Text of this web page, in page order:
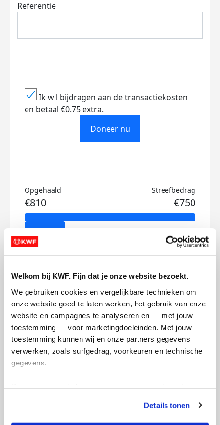
Welkom bij KWF. Fijn dat je onze website bezoekt.
We gebruiken cookies en vergelijkbare technieken om
onze website goed te laten werken, het gebruik van onze
website en campagnes te analyseren en — met jouw
toestemming — voor marketingdoeleinden. Met jouw
toestemming kunnen wij en onze partners gegevens
verwerken, zoals surfgedrag, voorkeuren en technische
gegevens.
tonen. Je kunt je toestemming op elk moment wijzigen of
intrekken via Cookie instellingen onderaan de pagina. De
Details tonen
Referentie
Ik wil bijdragen aan de transactiekosten
en betaal €0.75 extra.
Doneer nu
Opgehaald
€810
Streefbedrag
€750
Doneer
Mijn activiteiten volgen
640
kms
Paul's badges